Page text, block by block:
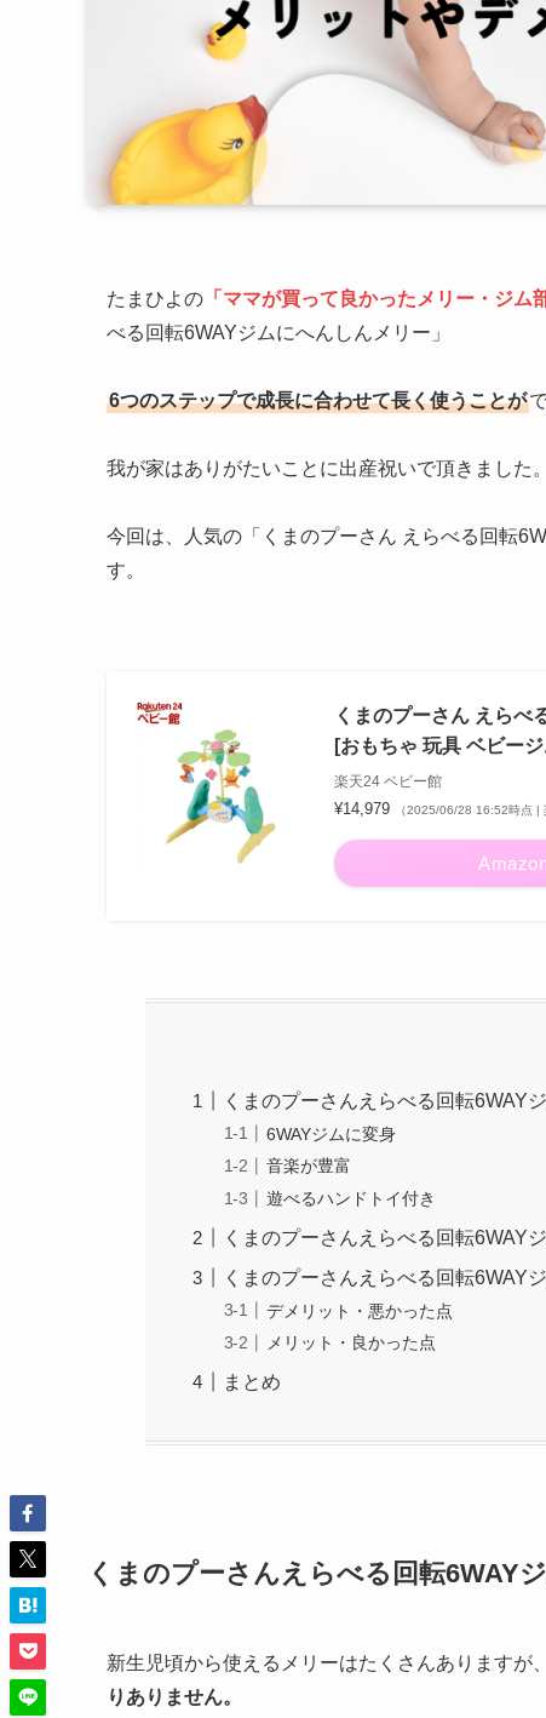
たまひよの 「ママが買って良かったメリー・ジム
べる回転6WAYジムにへんしんメリー」
6つのステップで成長に合わせて長く使うことが
我が家はありがたいことに出産祝いで頂きました。
今回は、人気の「くまのプーさん えらべる回転
す。
くまのプーさん えらべ
[おもちゃ 玩具 ベビー
楽天24 ベビー館
¥14,979 （2025/06/28 16:52時点 |
くまのプーさんえらべる回転6WAY
6WAYジムに変身
音楽が豊富
遊べるハンドトイ付き
くまのプーさんえらべる回転6WAY
くまのプーさんえらべる回転6WAY
デメリット・悪かった点
メリット・良かった点
まとめ
くまのプーさんえらべる回転6WAY
新生児頃から使えるメリーはたくさんありますが、
りありません。